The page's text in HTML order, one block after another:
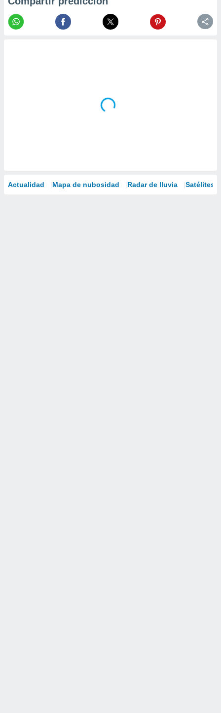
Actualidad Mapa de nubosidad Radar de lluvia Satélites